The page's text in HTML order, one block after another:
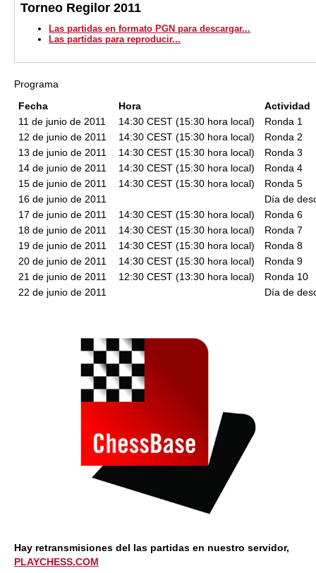
Torneo Regilor 2011
Las partidas en formato PGN para descargar...
Las partidas para reproducir...
Programa
Fecha
Hora
Actividad
11 de junio de 2011
14:30 CEST (15:30 hora local)
Ronda 1
12 de junio de 2011
14:30 CEST (15:30 hora local)
Ronda 2
13 de junio de 2011
14:30 CEST (15:30 hora local)
Ronda 3
14 de junio de 2011
14:30 CEST (15:30 hora local)
Ronda 4
15 de junio de 2011
14:30 CEST (15:30 hora local)
Ronda 5
16 de junio de 2011
Día de
17 de junio de 2011
14:30 CEST (15:30 hora local)
Ronda 6
18 de junio de 2011
14:30 CEST (15:30 hora local)
Ronda 7
19 de junio de 2011
14:30 CEST (15:30 hora local)
Ronda 8
20 de junio de 2011
14:30 CEST (15:30 hora local)
Ronda 9
21 de junio de 2011
12:30 CEST (13:30 hora local)
Ronda 10
22 de junio de 2011
Día de
Hay retransmisiones del las partidas en nuestro servidor,
PLAYCHESS.COM